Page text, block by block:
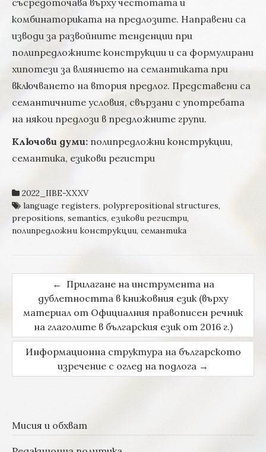
съсредоточава върху честотата и
комбинаториката на предлозите. Направени са
изводи за развойните тенденции при
полипредложните конструкции и са формулирани
хипотези за влиянието на семантиката при
включването на втория предлог. Представени са
семантичните условия, свързани с употребата
на някои предлози в предложните групи.
Ключови думи: полипредложни конструкции,
семантика, езикови регистри
2022_IIBE-XXXV
language registers, polyprepositional structures,
prepositions, semantics, езикови регистри,
полипредложни конструкции, семантика
Post navigation
← Прилагане на инструмента на
дублетността в книжовния език (върху
материал от Официалния правописен речник
на глаголите в българския език от 2016 г.)
Информационна структура на българското
изречение с оглед на подлога →
Мисия и обхват